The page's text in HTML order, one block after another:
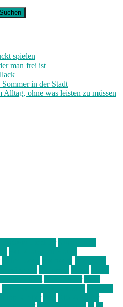
spielen
man frei ist
in der Stadt
Alltag, ohne was leisten zu müssen